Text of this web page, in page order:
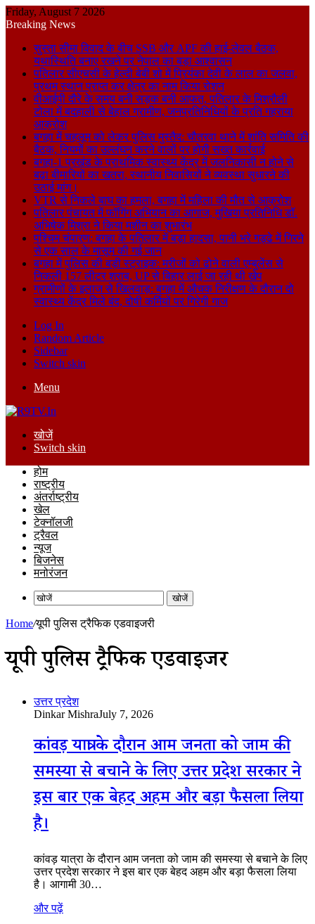
Friday, August 7 2026
Breaking News
सुस्ता सीमा विवाद के बीच SSB और APF की हाई-लेवल बैठक,
यथास्थिति बनाए रखने पर नेपाल का बड़ा आश्वासन
पतिलार सीएचसी के हेल्दी बेबी शो में प्रियंका देवी के लाल का जलवा,
प्रथम स्थान प्राप्त कर क्षेत्र का नाम किया रोशन
वीआईपी दौरे के समय बनी सड़क बनी आफत, पतिलार के मिश्रौली
टोला में बदहाली से बेहाल ग्रामीण, जनप्रतिनिधियों के प्रति गहराया
आक्रोश
बगहा में चहलूम को लेकर पुलिस मुस्तैद: चौतरवा थाने में शांति समिति की
बैठक, नियमों का उल्लंघन करने वालों पर होगी सख्त कार्रवाई
बगहा-1 प्रखंड के प्राथमिक स्वास्थ्य केंद्र में जलनिकासी न होने से
बढ़ा बीमारियों का खतरा, स्थानीय निवासियों ने व्यवस्था सुधारने की
उठाई मांग।
VTR से निकले बाघ का हमला, बगहा में महिला की मौत से आक्रोश
पतिलार पंचायत में फॉगिंग अभियान का आगाज, मुखिया प्रतिनिधि डॉ.
अभिषेक मिश्रा ने किया मशीन का शुभारंभ
पश्चिम चंपारण: बगहा के पतिलार में बड़ा हादसा, पानी भरे गड्ढे में गिरने
से एक साल के मासूम की गई जान
बगहा में पुलिस की बड़ी स्ट्राइक: मरीजों को ढोने वाली एम्बुलेंस से
निकली 157 लीटर शराब, UP से बिहार लाई जा रही थी खेप
ग्रामीणों के इलाज से खिलवाड़: बगहा में औचक निरीक्षण के दौरान दो
स्वास्थ्य केंद्र मिले बंद, दोषी कर्मियों पर गिरेगी गाज
Log In
Random Article
Sidebar
Switch skin
Menu
खोजें
Switch skin
होम
राष्ट्रीय
अंतर्राष्ट्रीय
खेल
टेक्नॉलजी
ट्रैवल
न्यूज
बिजनेस
मनोरंजन
खोजें
Home/यूपी पुलिस ट्रैफिक एडवाइजरी
यूपी पुलिस ट्रैफिक एडवाइजरी
उत्तर प्रदेश
Dinkar MishraJuly 7, 2026
कांवड़ यात्रा के दौरान आम जनता को जाम की
समस्या से बचाने के लिए उत्तर प्रदेश सरकार ने
इस बार एक बेहद अहम और बड़ा फैसला लिया
है।
कांवड़ यात्रा के दौरान आम जनता को जाम की समस्या से बचाने के लिए
उत्तर प्रदेश सरकार ने इस बार एक बेहद अहम और बड़ा फैसला लिया
है। आगामी 30…
और पढ़ें